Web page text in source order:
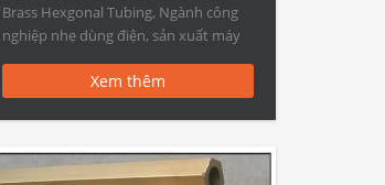
Brass Hexgonal Tubing, Ngành công
nghiệp nhẹ dùng điện, sản xuất máy
phòng và các lĩnh vực khác Lục giác
đồng thau Ống Nhà sản xuất Nhà sản
xuất tính […]
Xem thêm